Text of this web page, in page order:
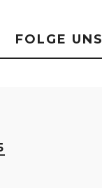
FOLGE UNS